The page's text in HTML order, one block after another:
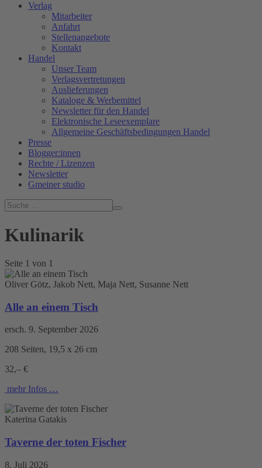
Verlag
Mitarbeiter
Anfahrt
Stellenangebote
Kontakt
Handel
Unser Team
Verlagsvertretungen
Auslieferungen
Kataloge & Werbemittel
Newsletter für den Handel
Elektronische Leseexemplare
Allgemeine Geschäftsbedingungen Handel
Presse
Blogger:innen
Rechte / Lizenzen
Newsletter
Gmeiner studio
Kulinarik
Seite 1 von 1
Oliver Götz, Jakob Nett, Maja Nett, Susanne Nett
Alle an einem Tisch
ersch. 9. September 2026
208 Seiten, 19,5 x 26 cm
32,– €
mehr Infos …
Katerina Gatakis
Taverne der toten Fischer
8. Juli 2026